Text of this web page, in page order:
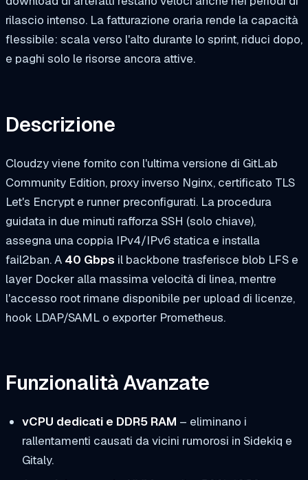
rilascio intenso. La fatturazione oraria rende la capacità
flessibile: scala verso l'alto durante lo sprint, riduci dopo,
e paghi solo le risorse ancora attive.
Descrizione
Cloudzy viene fornito con l'ultima versione di GitLab
Community Edition, proxy inverso Nginx, certificato TLS
Let's Encrypt e runner preconfigurati. La procedura
guidata in due minuti rafforza SSH (solo chiave),
assegna una coppia IPv4/IPv6 statica e installa
fail2ban. A 40 Gbps il backbone trasferisce blob LFS e
layer Docker alla massima velocità di linea, mentre
l'accesso root rimane disponibile per upload di licenze,
hook LDAP/SAML o exporter Prometheus.
Funzionalità Avanzate
vCPU dedicati e DDR5 RAM – eliminano i
rallentamenti causati da vicini rumorosi in Sidekiq e
Gitaly.